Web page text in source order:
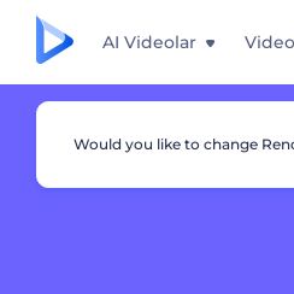
AI Videolar
Would you like to change